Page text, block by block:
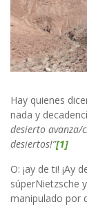
Hay quienes
nada y
desierto avanza/
desiertos!”[1]
O: ¡ay de ti! ¡Ay
súperNietzsche
manipulado por